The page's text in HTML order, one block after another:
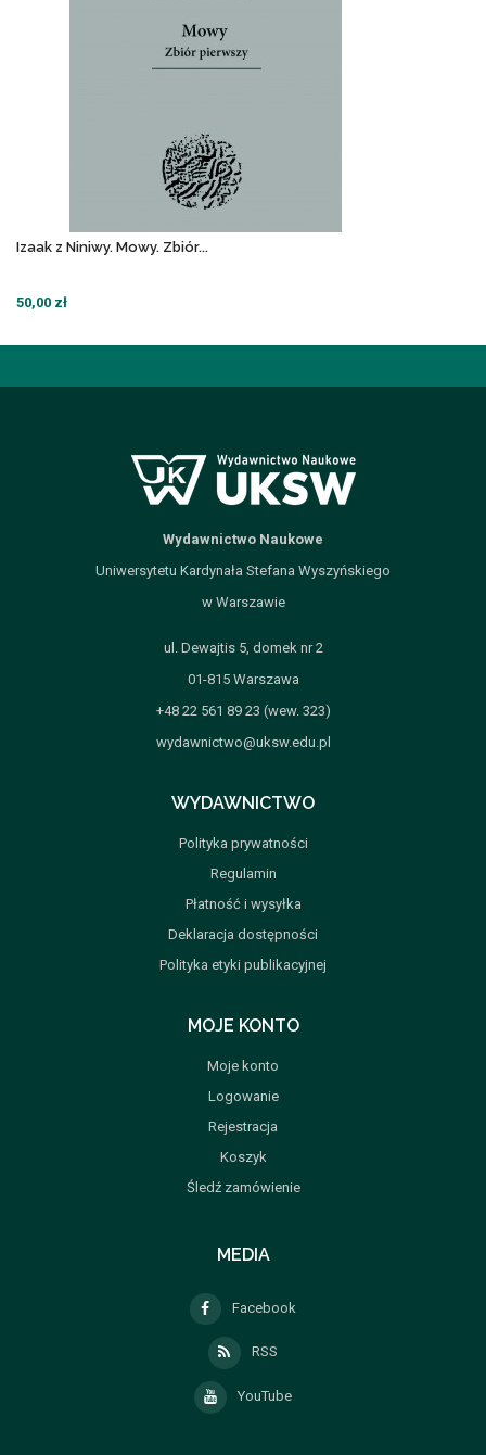
Izaak z Niniwy. Mowy. Zbiór...
50,00 zł
Wydawnictwo Naukowe
Uniwersytetu Kardynała Stefana Wyszyńskiego
w Warszawie
ul. Dewajtis 5, domek nr 2
01-815 Warszawa
+48 22 561 89 23 (wew. 323)
wydawnictwo@uksw.edu.pl
WYDAWNICTWO
Polityka prywatności
Regulamin
Płatność i wysyłka
Deklaracja dostępności
Polityka etyki publikacyjnej
MOJE KONTO
Moje konto
Logowanie
Rejestracja
Koszyk
Śledź zamówienie
MEDIA
Facebook
RSS
YouTube